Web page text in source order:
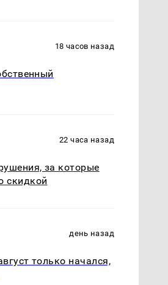
18 часов назад
22 часа назад
за которые
скидкой
день назад
только начался,